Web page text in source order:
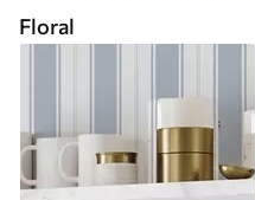
Floral